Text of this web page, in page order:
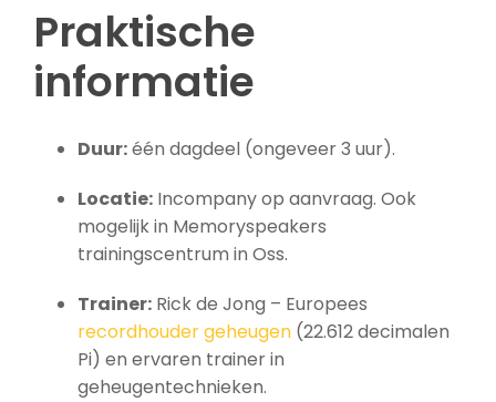
Praktische
informatie
Duur:één dagdeel (ongeveer 3 uur).
Locatie: Incompany op aanvraag. Ook
mogelijk in Memoryspeakers
trainingscentrum in Oss.
Trainer: Rick de Jong – Europees
recordhouder geheugen (22.612 decimalen
Pi) en ervaren trainer in
geheugentechnieken.